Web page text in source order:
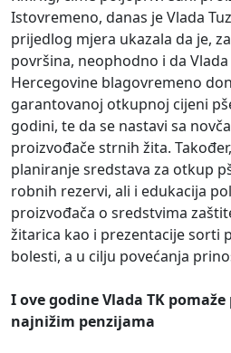
Istovremeno, danas je Vlada
prijedlog mjera ukazala da je,
površina, neophodno i da Vlada
Hercegovine blagovremeno
garantovanoj otkupnoj cijeni
godini, te da se nastavi sa
proizvođače strnih žita.
planiranje sredstava za otkup
robnih rezervi, ali i edukacija
proizvođača o sredstvima
žitarica kao i prezentacije sorti
bolesti, a u cilju povećanja
I ove godine Vlada TK
najnižim penzijama